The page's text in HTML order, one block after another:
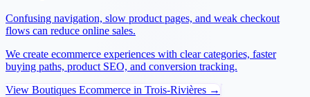
Confusing navigation, slow product pages, and weak checkout
flows can reduce online sales.
We create ecommerce experiences with clear categories, faster
buying paths, product SEO, and conversion tracking.
View Boutiques Ecommerce in Trois-Rivières →